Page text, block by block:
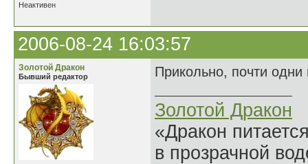
Неактивен
2006-08-24 16:03:57
Золотой Дракон
Бывший редактор Прикольно, почти одни
Золотой Дракон
«Дракон
в прозрачной